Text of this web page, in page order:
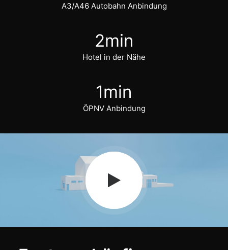
A3/A46 Autobahn Anbindung
2min
Hotel in der Nähe
1min
ÖPNV Anbindung